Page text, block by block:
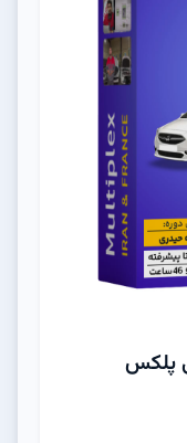
پلکس